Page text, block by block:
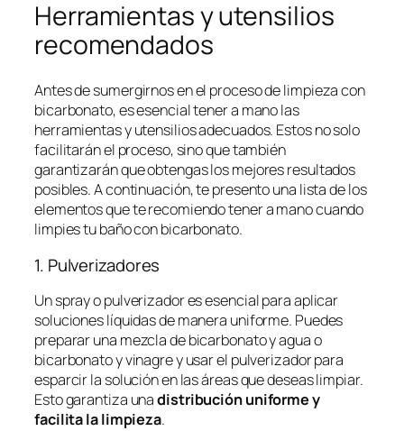
Herramientas y utensilios
recomendados
Antes de sumergirnos en el proceso de limpieza con
bicarbonato, es esencial tener a mano las
herramientas y utensilios adecuados. Estos no solo
facilitarán el proceso, sino que también
garantizarán que obtengas los mejores resultados
posibles. A continuación, te presento una lista de los
elementos que te recomiendo tener a mano cuando
limpies tu baño con bicarbonato.
1. Pulverizadores
Un spray o pulverizador es esencial para aplicar
soluciones líquidas de manera uniforme. Puedes
preparar una mezcla de bicarbonato y agua o
bicarbonato y vinagre y usar el pulverizador para
esparcir la solución en las áreas que deseas limpiar.
Esto garantiza unadistribución uniforme y
facilita la limpieza.